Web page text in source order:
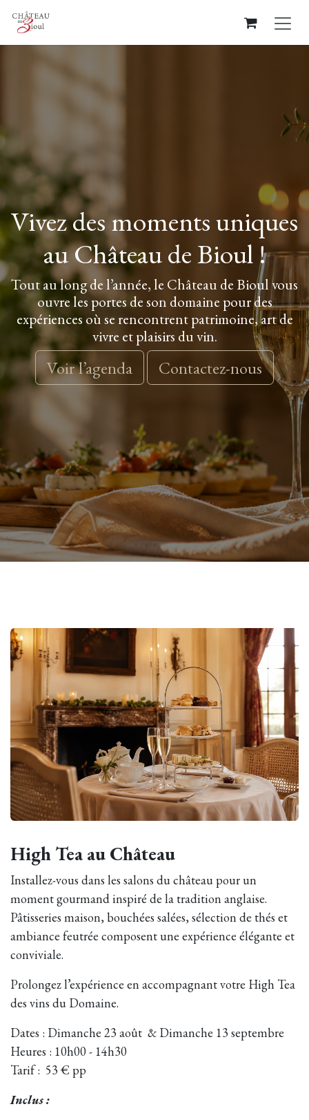
Se rendre au contenu
Vivez des moments uniques
au Château de Bioul !
Tout au long de l’année, le Château de Bioul vous
ouvre les portes de son domaine pour des
expériences où se rencontrent patrimoine, art de
vivre et plaisirs du vin.
Voir l’agenda Contactez-nous
High Tea au Château
Installez-vous dans les salons du château pour un
moment gourmand inspiré de la tradition anglaise.
Pâtisseries maison, bouchées salées, sélection de thés et
ambiance feutrée composent une expérience élégante et
conviviale.
Prolongez l’expérience en accompagnant votre High Tea
des vins du Domaine.
Dates : Dimanche 23 août & Dimanche 13 septembre
Heures : 10h00 - 14h30
Tarif : 53 € pp
Inclus :